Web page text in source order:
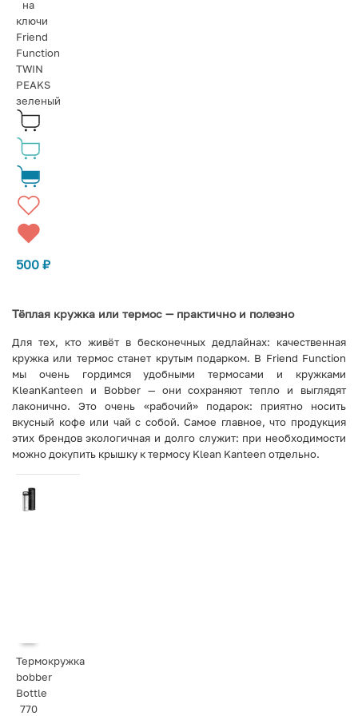
на
ключи
Friend
Function
TWIN
PEAKS
зеленый
500 ₽
Тёплая кружка или термос — практично и полезно
Для тех, кто живёт в бесконечных дедлайнах: качественная
кружка или термос станет крутым подарком. В Friend Function
мы очень гордимся удобными термосами и кружками
KleanKanteen и Bobber — они сохраняют тепло и выглядят
лаконично. Это очень «рабочий» подарок: приятно носить
вкусный кофе или чай с собой. Самое главное, что продукция
этих брендов экологичная и долго служит: при необходимости
можно докупить крышку к термосу Klean Kanteen отдельно.
Термокружка
bobber
Bottle
770